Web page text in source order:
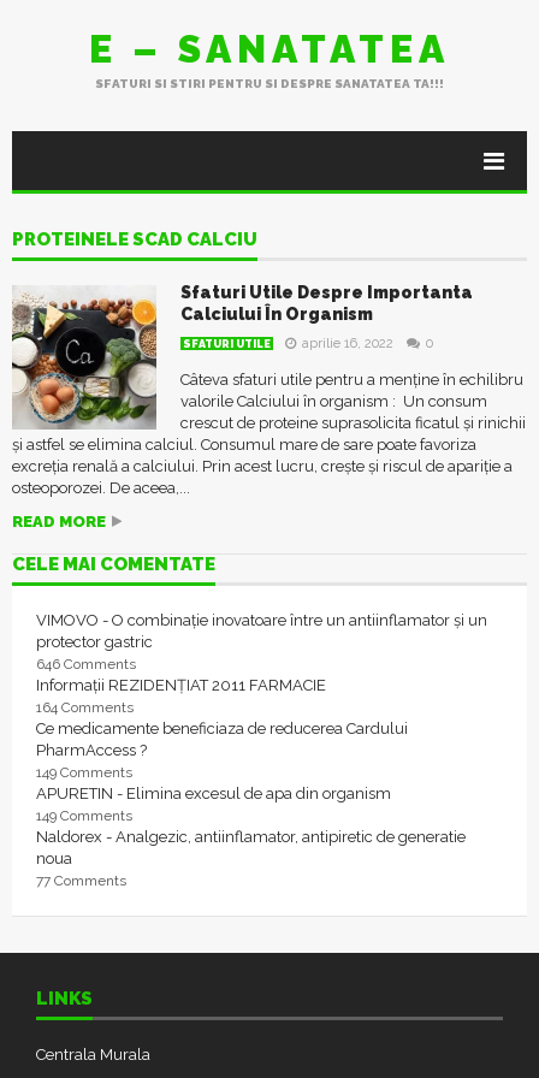
E – SANATATEA
SFATURI SI STIRI PENTRU SI DESPRE SANATATEA TA!!!
PROTEINELE SCAD CALCIU
Sfaturi Utile Despre Importanta
Calciului În Organism
SFATURI UTILE aprilie 16, 2022 0
Câteva sfaturi utile pentru a menține în echilibru
valorile Calciului în organism : Un consum
crescut de proteine suprasolicita ficatul şi rinichii
și astfel se elimina calciul. Consumul mare de sare poate favoriza
excreţia renală a calciului. Prin acest lucru, creşte şi riscul de apariţie a
osteoporozei. De aceea,...
READ MORE
CELE MAI COMENTATE
VIMOVO - O combinație inovatoare între un antiinflamator și un
protector gastric
646 Comments
Informații REZIDENȚIAT 2011 FARMACIE
164 Comments
Ce medicamente beneficiaza de reducerea Cardului
PharmAccess ?
149 Comments
APURETIN - Elimina excesul de apa din organism
149 Comments
Naldorex - Analgezic, antiinflamator, antipiretic de generatie
noua
77 Comments
LINKS
Centrala Murala